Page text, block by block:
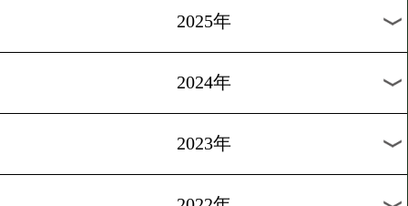
[告知]2021.5.24
約販売中!
[お店紹介]2021.5.13
元王者の船井龍一氏がキッ
カーを開業